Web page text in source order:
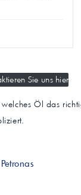
Sie uns hier
welches Öl das